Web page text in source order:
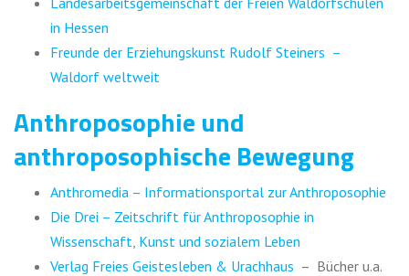
in Hessen
Freunde der Erziehungskunst Rudolf Steiners –
Waldorf weltweit
Anthroposophie und
anthroposophische Bewegung
Anthromedia – Informationsportal zur Anthroposophie
Die Drei – Zeitschrift für Anthroposophie in
Wissenschaft, Kunst und sozialem Leben
Verlag Freies Geistesleben & Urachhaus – Bücher u.a.